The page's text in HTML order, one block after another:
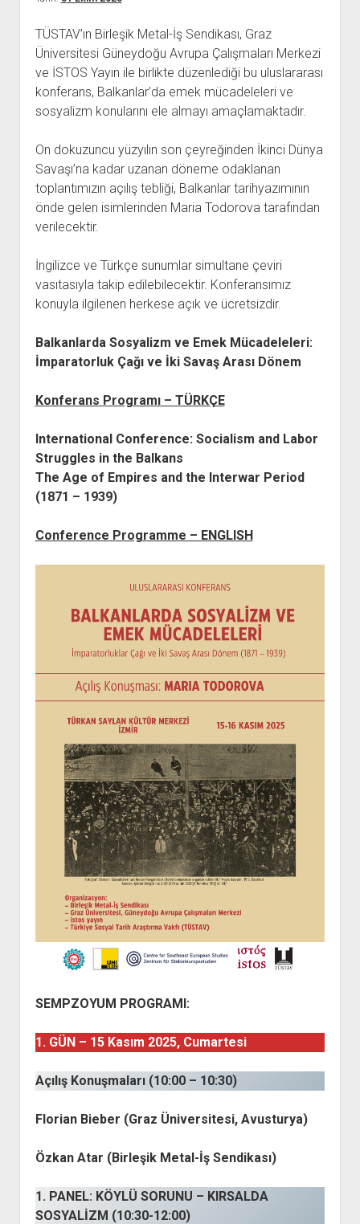
BARIŞ HAREKETLERİ ARŞİV FONU
DAVA DOSYALARI ARŞİV FONU
GÖRSEL-İŞİTSEL ARŞİV FONU
ARŞİVLERDEN YARARLANMA KOŞULLARI
SOL HAREKETLER KİTAPLIĞI
EMEK HAREKETİ KİTAPLIĞI
BARIŞ HAREKETİ KİTAPLIĞI
GENÇLİK HAREKETİ KİTAPLIĞI
KADIN HAREKETİ KİTAPLIĞI
ANTİKOMÜNİZM KİTAPLIĞI
AYDINLIK KÜLLİYATI KİTAPLIĞI
NÂZIM HİKMET KİTAPLIĞI
KERİM SADİ KİTAPLIĞI
HAYDAR RİFAT KİTAPLIĞI
1940’LI YILLAR KİTAPLIĞI
YURTDIŞI KİTAPLIĞI
açılır
menüyü
aç
YURTDIŞI KİTAPLIĞI
TDF KİTAPLIĞI
GDF KİTAPLIĞI
ARŞİVLERDEN YARARLANMA FORMU
KİTAP ABONE FORMU
aç
İLETİŞİM BİLGİLERİ
BANKA HESAPLARIMIZ
ÇALIŞMA GÜNLERİMİZ
TÜSTAV’ın Birleşik Metal-İş Sendikası, Graz
Üniversitesi Güneydoğu Avrupa Çalışmaları Merkezi
ve İSTOS Yayın ile birlikte düzenlediği bu uluslararası
konferans, Balkanlar’da emek mücadeleleri ve
sosyalizm konularını ele almayı amaçlamaktadır.
On dokuzuncu yüzyılın son çeyreğinden İkinci Dünya
Savaşı’na kadar uzanan döneme odaklanan
toplantımızın açılış tebliği, Balkanlar tarihyazımının
önde gelen isimlerinden Maria Todorova tarafından
verilecektir.
İngilizce ve Türkçe sunumlar simultane çeviri
vasıtasıyla takip edilebilecektir. Konferansımız
konuyla ilgilenen herkese açık ve ücretsizdir.
Balkanlarda Sosyalizm ve Emek Mücadeleleri:
İmparatorluk Çağı ve İki Savaş Arası Dönem
Konferans Programı – TÜRKÇE
International Conference: Socialism and Labor
Struggles in the Balkans
The Age of Empires and the Interwar Period
(1871 – 1939)
Conference Programme – ENGLISH
SEMPZOYUM PROGRAMI:
1. GÜN – 15 Kasım 2025, Cumartesi
Açılış Konuşmaları (10:00 – 10:30)
Florian Bieber (Graz Üniversitesi, Avusturya)
Özkan Atar (Birleşik Metal-İş Sendikası)
1. PANEL: KÖYLÜ SORUNU – KIRSALDA
SOSYALİZM (10:30-12:00)